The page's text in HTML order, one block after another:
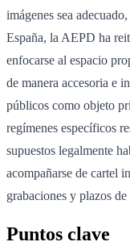
imágenes sea
España, la AEPD ha
enfocarse al espacio
de manera accesoria e
públicos como objeto
regímenes específicos
supuestos legalmente
acompañarse de cartel
grabaciones y plazos
Puntos clave